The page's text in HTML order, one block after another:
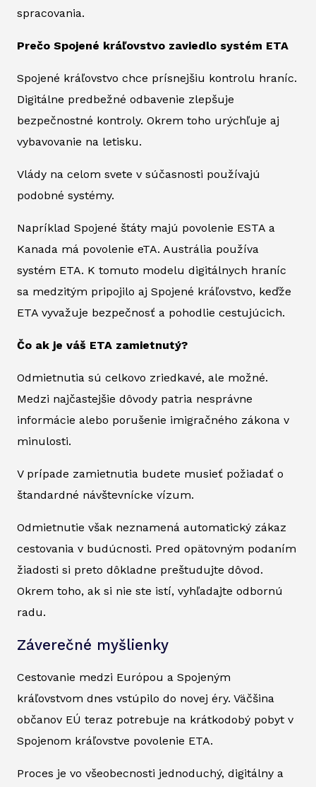
spracovania.
Prečo Spojené kráľovstvo zaviedlo systém ETA
Spojené kráľovstvo chce prísnejšiu kontrolu hraníc.
Digitálne predbežné odbavenie zlepšuje
bezpečnostné kontroly. Okrem toho urýchľuje aj
vybavovanie na letisku.
Vlády na celom svete v súčasnosti používajú
podobné systémy.
Napríklad Spojené štáty majú povolenie ESTA a
Kanada má povolenie eTA. Austrália používa
systém ETA. K tomuto modelu digitálnych hraníc
sa medzitým pripojilo aj Spojené kráľovstvo, keďže
ETA vyvažuje bezpečnosť a pohodlie cestujúcich.
Čo ak je váš ETA zamietnutý?
Odmietnutia sú celkovo zriedkavé, ale možné.
Medzi najčastejšie dôvody patria nesprávne
informácie alebo porušenie imigračného zákona v
minulosti.
V prípade zamietnutia budete musieť požiadať o
štandardné návštevnícke vízum.
Odmietnutie však neznamená automatický zákaz
cestovania v budúcnosti. Pred opätovným podaním
žiadosti si preto dôkladne preštudujte dôvod.
Okrem toho, ak si nie ste istí, vyhľadajte odbornú
radu.
Záverečné myšlienky
Cestovanie medzi Európou a Spojeným
kráľovstvom dnes vstúpilo do novej éry. Väčšina
občanov EÚ teraz potrebuje na krátkodobý pobyt v
Spojenom kráľovstve povolenie ETA.
Proces je vo všeobecnosti jednoduchý, digitálny a